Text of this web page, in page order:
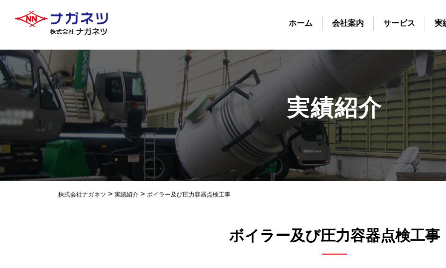
ホーム 会社案内 サービス 実
実績紹介
株式会社ナガネツ > 実績紹介 > ボイラー及び圧力容器点検工事
ボイラー及び圧力容器点検工事